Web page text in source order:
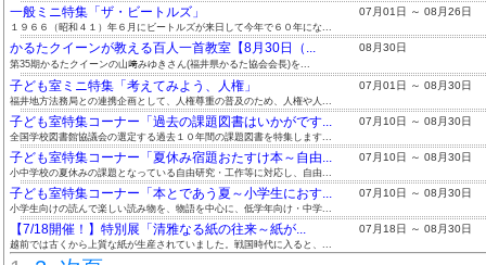
一般ミニ特集「ザ・ビートルズ」 07月01日 ～ 08月26日
１９６６（昭和４１）年６月にビートルズが来日して今年で６０年にな...
かるたクイーンが教える百人一首教室【8月30日（... 08月30日
第35期かるたクイーンの山﨑みゆきさん(福井県かるた協会会長)を...
子ども室ミニ特集「考えてみよう、人権」 07月01日 ～ 08月30日
福井地方法務局との連携企画として、人権尊重の普及のため、人権や人...
子ども室特集コーナー「過去の課題図書はいかがです... 07月10日 ～ 08月30日
全国学校図書館協議会の選定する過去１０年間の課題図書を特集します...
子ども室特集コーナー「夏休み宿題おたすけ本～自由... 07月10日 ～ 08月30日
小中学校の夏休みの課題となっている自由研究・工作等に対応し、自由...
子ども室特集コーナー「本とであう夏～小学生におす... 07月10日 ～ 08月30日
小学生向けの読んで楽しい読み物を、物語を中心に、低学年向け・中学...
【7/18開催！】特別展「清雅なる紙の往来～紙が... 07月18日 ～ 08月30日
越前では古くから上質な紙が生産されていました。戦国時代に入ると、...